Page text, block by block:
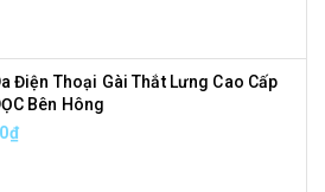
Điện Thoại Gài Thắt Lưng Cao Cấp
Bên Hông